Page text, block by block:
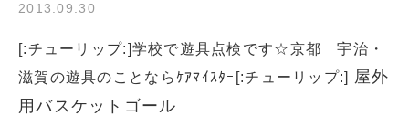
2013.09.30
[:チューリップ:]学校で遊具点検です☆京都 宇治・
滋賀の遊具のことならｹｱﾏｲｽﾀｰ[:チューリップ:] 屋外
用バスケットゴール